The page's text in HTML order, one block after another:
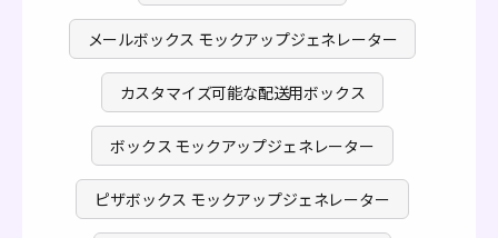
メールボックス モックアップジェネレーター
カスタマイズ可能な配送用ボックス
ボックス モックアップジェネレーター
ピザボックス モックアップジェネレーター